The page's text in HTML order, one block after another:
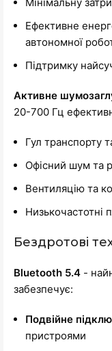
Ефективне
автономної
Підтримку
Активне
20-700 Гц
Гул транспорту
Офісний шум та
Вентиляцію та
Низькочастотні
Бездротові
Bluetooth 5.4 -
забезпечує:
Подвійне
пристроями